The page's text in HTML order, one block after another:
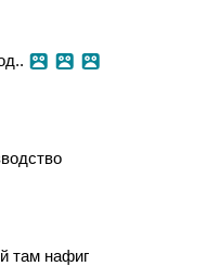
там нафиг